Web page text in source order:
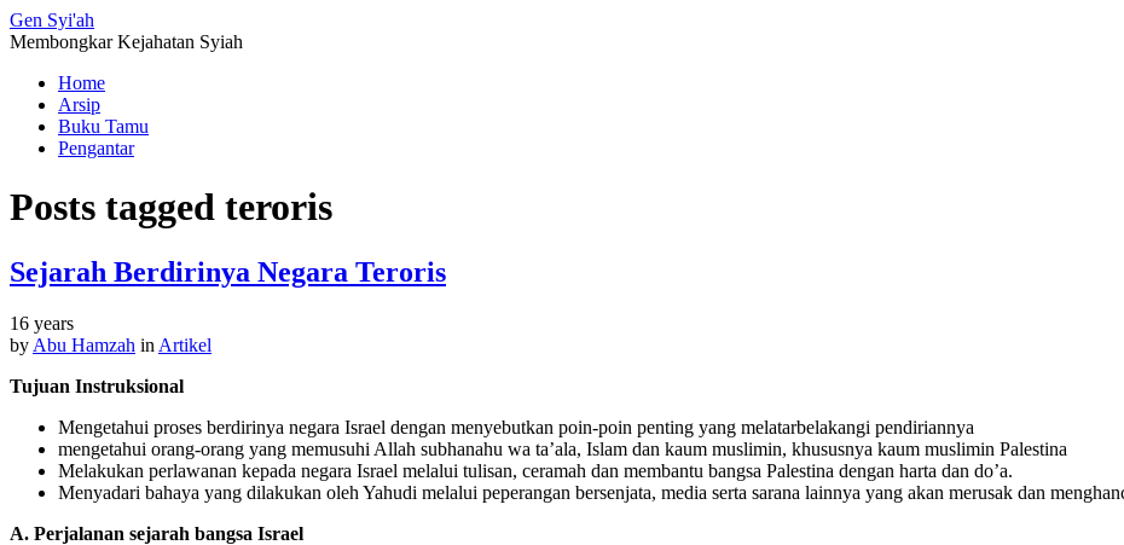
Gen Syi'ah
Membongkar Kejahatan Syiah
Home
Arsip
Buku Tamu
Pengantar
Posts tagged teroris
Sejarah Berdirinya Negara Teroris
16 years
by Abu Hamzah in Artikel
Tujuan Instruksional
Mengetahui proses berdirinya negara Israel dengan menyebutkan poin-poin penting yang melatarbelakangi pendiriannya
mengetahui orang-orang yang memusuhi Allah subhanahu wa ta’ala, Islam dan kaum muslimin, khususnya kaum muslimin Palestina
Melakukan perlawanan kepada negara Israel melalui tulisan, ceramah dan membantu bangsa Palestina dengan harta dan do’a.
Menyadari bahaya yang dilakukan oleh Yahudi melalui peperangan bersenjata, media serta sarana lainnya yang akan merusak dan
A. Perjalanan sejarah bangsa Israel